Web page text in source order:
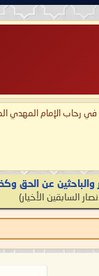
في رحاب الإمام المهدي
والباحثين عن الحق
السابقين الأخيار)